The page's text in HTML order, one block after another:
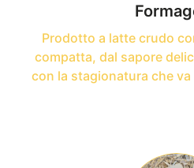
Prodotto a latte crudo
compatta, dal sapore
con la stagionatura che